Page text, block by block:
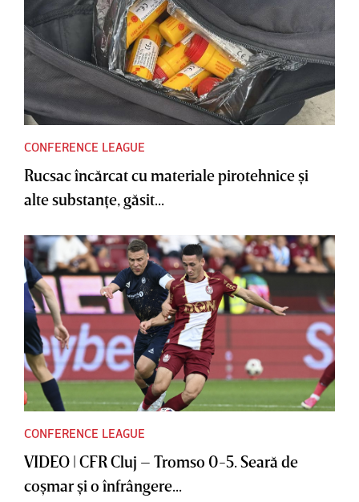
CONFERENCE LEAGUE
Rucsac încărcat cu materiale pirotehnice şi
alte substanţe, găsit...
CONFERENCE LEAGUE
VIDEO | CFR Cluj – Tromso 0-5. Seară de
coşmar şi o înfrângere...